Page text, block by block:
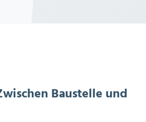
Baustelle und